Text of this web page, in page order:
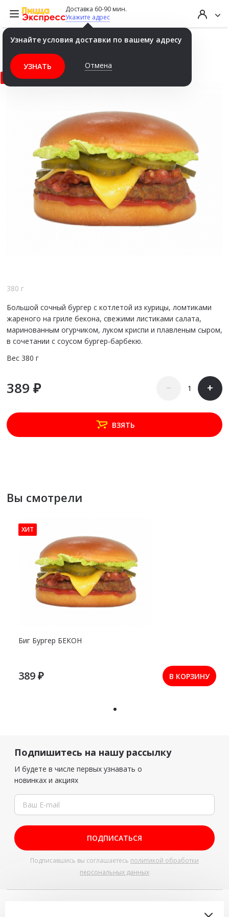
Доставка 60-90 мин.
Укажите адрес
Биг Бургер БЕКОН
ХИТ
380 г
Большой сочный бургер с котлетой из курицы, ломтиками
жареного на гриле бекона, свежими листиками салата,
маринованным огурчиком, луком криспи и плавленым сыром,
в сочетании с соусом бургер-барбекю.
Вес 380 г
389 ₽ – +
ВЗЯТЬ
Вы смотрели
ХИТ
Биг Бургер БЕКОН
389 ₽ В КОРЗИНУ
Подпишитесь на нашу рассылку
И будете в числе первых узнавать о
новинках и акциях
ПОДПИСАТЬСЯ
Подписавшись вы соглашаетесь политикой обработки
персональных данных
Узнайте условия доставки по вашему адресу
УЗНАТЬ Отмена